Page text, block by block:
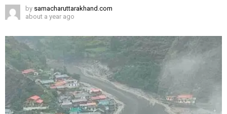
by samacharuttarakhand.com
about a year ago